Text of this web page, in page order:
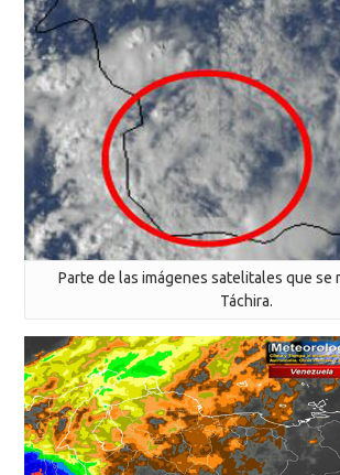
Parte de las imágenes satelitales que se
Táchira.